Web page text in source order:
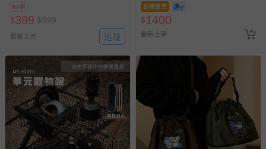
67折
$399 $599
最新上架 追蹤
即將售完
$1400
最新上架